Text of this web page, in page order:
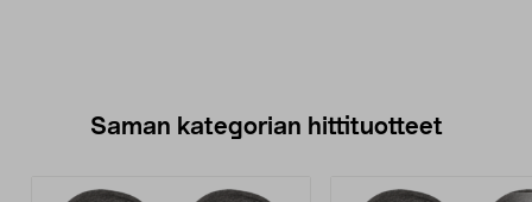
Saman kategorian hittituotteet